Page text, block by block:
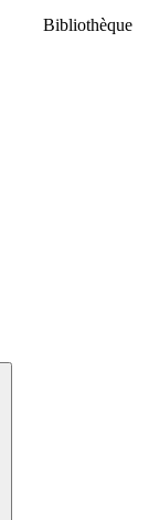
Bibliothèque